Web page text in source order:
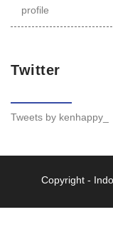
profile
Twitter
Tweets by kenhappy_
Copyright -